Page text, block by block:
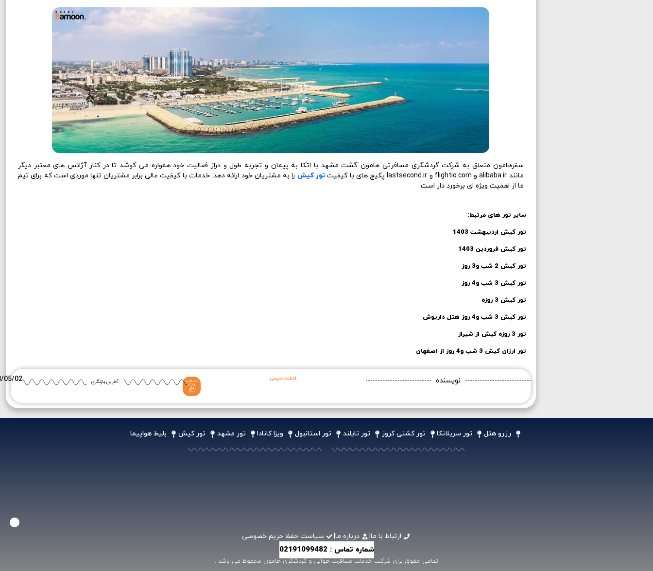
سفرهامون متعلق به شرکت گردشگری مسافرتی هامون گشت مشهد با اتکا به پیمان و تجربه طول و دراز فعالیت خود همواره می کوشد تا در کنار آژانس های معتبر دیگر
مانند alibaba.ir و flightio.com و lastsecond.ir پکیج های با کیفیت
تور کیش را به مشتریان خود ارائه دهد. خدمات با کیفیت عالی برابر مشتریان تنها موردی است که برای تیم
ما از اهمیت ویژه ای برخورد دار است.
سایر تور های مرتبط:
تور کیش اردیبهشت 1403
تور کیش فروردین 1403
تور کیش 2 شب و3 روز
تور کیش 3 شب و4 روز
تور کیش 3 روزه
تور کیش 3 شب و4 روز هتل داریوش
تور 3 روزه کیش از شیراز
تور ارزان کیش 3 شب و4 روز از اصفهان
نویسنده فاطمه حلیمی مشاهده
نوشته
های
دیگر
آخرین بازنگری 05/02
رزرو هتل تور سریلانکا تور کشتی کروز تور تایلند تور استانبول ویزا کانادا تور مشهد تور کیش بلیط هواپیما
ارتباط با ما| درباره ما| سیاست حفظ حریم خصوصی
شماره تماس : 02191099482
تمامی حقوق برای شرکت خدمات مسافرت هوایی و گردشگری هامون محفوظ می باشد .